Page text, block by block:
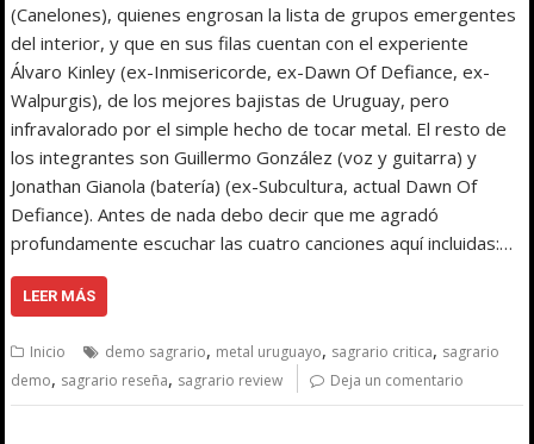
(Canelones), quienes engrosan la lista de grupos emergentes
del interior, y que en sus filas cuentan con el experiente
Álvaro Kinley (ex-Inmisericorde, ex-Dawn Of Defiance, ex-
Walpurgis), de los mejores bajistas de Uruguay, pero
infravalorado por el simple hecho de tocar metal. El resto de
los integrantes son Guillermo González (voz y guitarra) y
Jonathan Gianola (batería) (ex-Subcultura, actual Dawn Of
Defiance). Antes de nada debo decir que me agradó
profundamente escuchar las cuatro canciones aquí incluidas:…
LEER MÁS
Inicio demo sagrario, metal uruguayo, sagrario critica, sagrario
demo, sagrario reseña, sagrario review Deja un comentario